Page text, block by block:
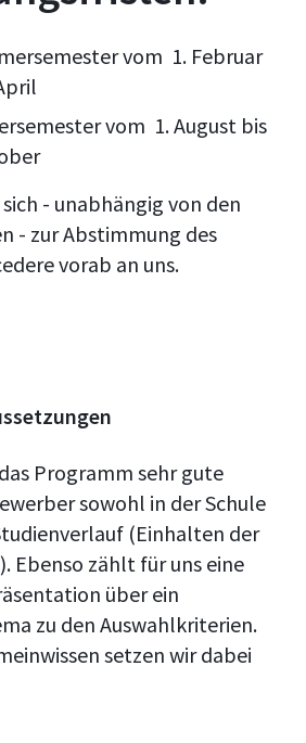
vom 1. Februar
vom 1. August bis
- unabhängig von den
- zur Abstimmung des
vorab an uns.
Programm sehr gute
sowohl in der Schule
(Einhalten der
Ebenso zählt für uns eine
über ein
zu den Auswahlkriterien.
setzen wir dabei